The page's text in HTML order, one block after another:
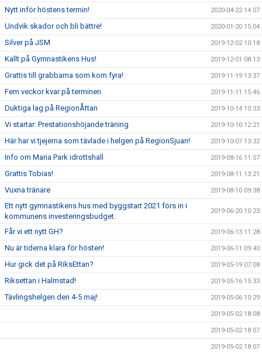
Nytt inför höstens termin! 2020-04-22 14:07
Undvik skador och bli bättre! 2020-01-20 15:04
Silver på JSM 2019-12-02 10:18
Kallt på Gymnastikens Hus! 2019-12-01 08:13
Grattis till grabbarna som kom fyra! 2019-11-19 13:37
Fem veckor kvar på terminen 2019-11-11 15:46
Duktiga lag på RegionÅttan 2019-10-14 10:33
Vi startar: Prestationshöjande träning 2019-10-10 12:21
Här har vi tjejerna som tävlade i helgen på RegionSjuan! 2019-10-07 13:32
Info om Maria Park idrottshall 2019-08-16 11:57
Grattis Tobias! 2019-08-11 13:21
Vuxna tränare 2019-08-10 09:38
Ett nytt gymnastikens hus med byggstart 2021 förs in i
kommunens investeringsbudget.
2019-06-20 10:23
Får vi ett nytt GH? 2019-06-13 11:28
Nu är tiderna klara för hösten! 2019-06-11 09:40
Hur gick det på RiksEttan? 2019-05-19 07:08
Riksettan i Halmstad! 2019-05-16 15:33
Tävlingshelgen den 4-5 maj! 2019-05-06 10:29
2019-05-02 18:08
2019-05-02 18:07
2019-05-02 18:07